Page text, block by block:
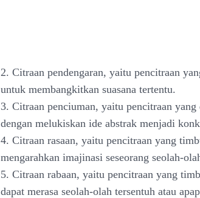
2. Citraan pendengaran, yaitu pencitraan
untuk membangkitkan suasana tertentu.
3. Citraan penciuman, yaitu pencitraan
dengan melukiskan ide abstrak menjadi
4. Citraan rasaan, yaitu pencitraan yang
mengarahkan imajinasi seseorang seolah-
5. Citraan rabaan, yaitu pencitraan yang
dapat merasa seolah-olah tersentuh atau